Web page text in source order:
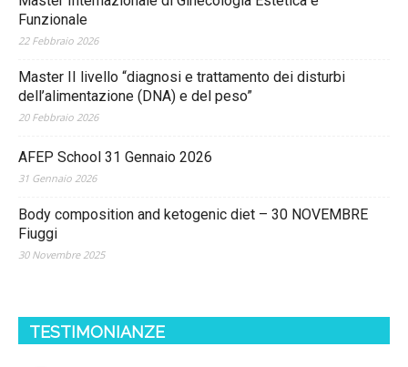
Funzionale
22 Febbraio 2026
Master II livello “diagnosi e trattamento dei disturbi
dell’alimentazione (DNA) e del peso”
20 Febbraio 2026
AFEP School 31 Gennaio 2026
31 Gennaio 2026
Body composition and ketogenic diet – 30 NOVEMBRE
Fiuggi
30 Novembre 2025
TESTIMONIANZE